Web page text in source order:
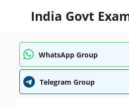
India Govt
WhatsApp Group
Telegram Group